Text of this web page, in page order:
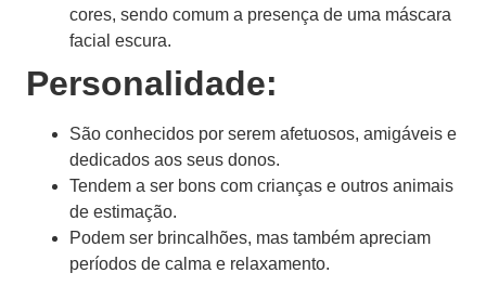
cores, sendo comum a presença de uma máscara
facial escura.
Personalidade:
São conhecidos por serem afetuosos, amigáveis e
dedicados aos seus donos.
Tendem a ser bons com crianças e outros animais
de estimação.
Podem ser brincalhões, mas também apreciam
períodos de calma e relaxamento.